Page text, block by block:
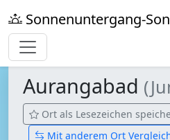
Sonnenuntergang-
Aurangabad
Ort als Lesezeichen
Mit anderem Ort